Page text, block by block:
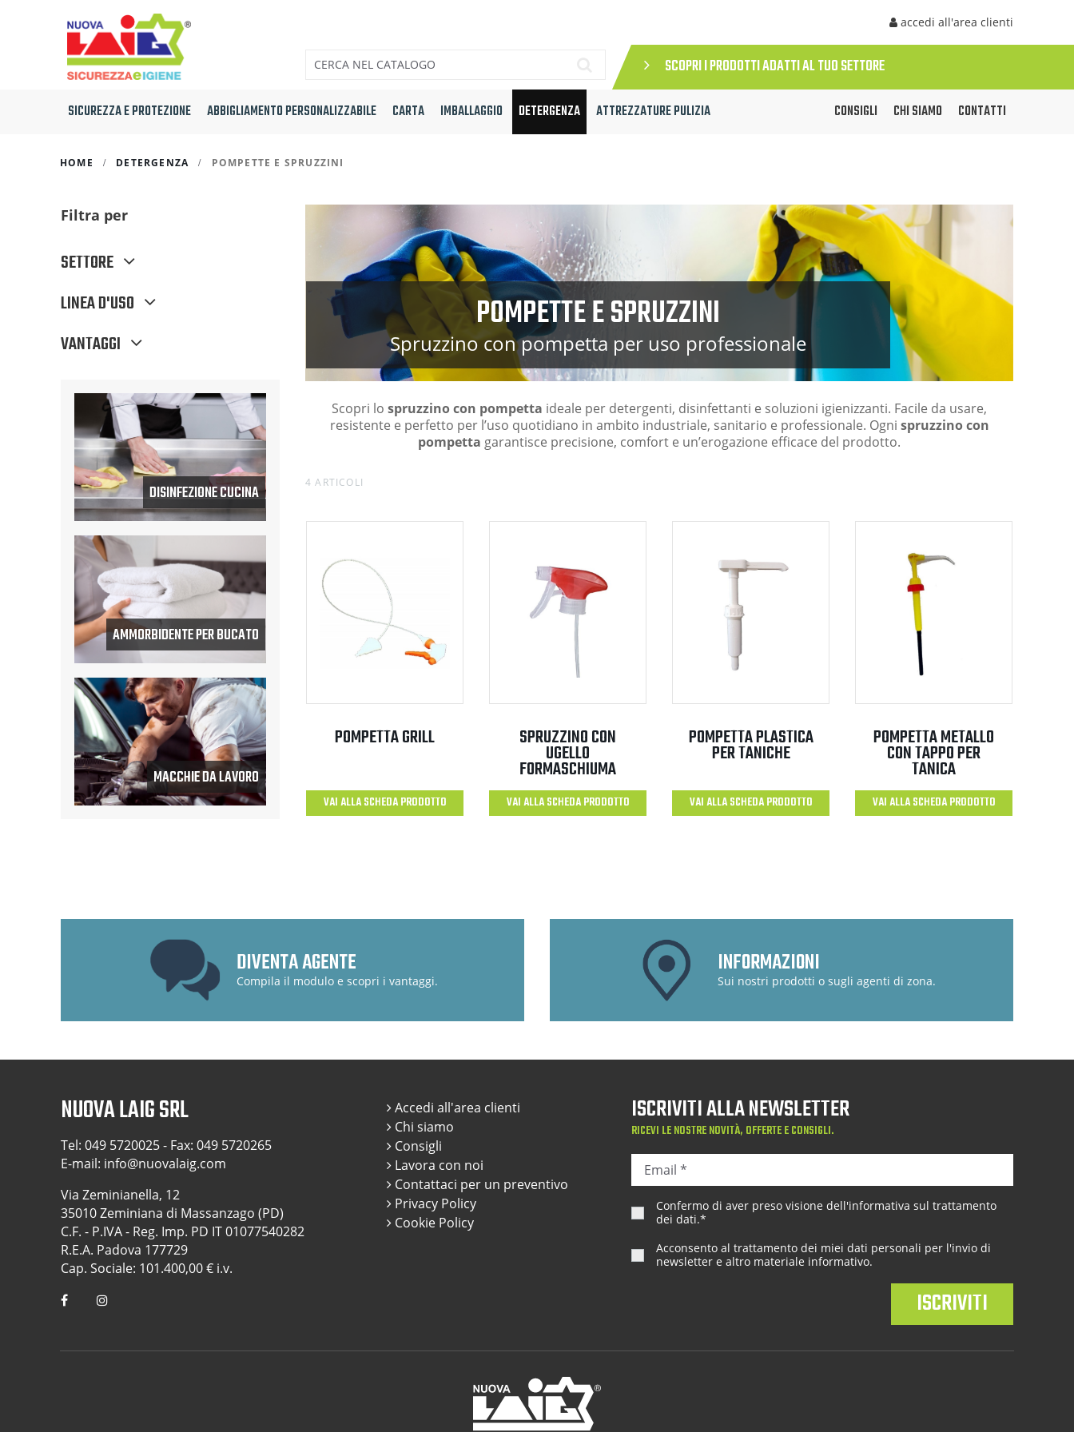
accedi all'area clienti
SCOPRI I PRODOTTI ADATTI AL TUO SETTORE
SICUREZZA E PROTEZIONE ABBIGLIAMENTO PERSONALIZZABILE CARTA IMBALLAGGIO DETERGENZA ATTREZZATURE PULIZIA CONSIGLI CHI SIAMO CONTATTI
HOME DETERGENZA POMPETTE E SPRUZZINI
POMPETTE E SPRUZZINI
Spruzzino con pompetta per uso professionale
Scopri lo spruzzino con pompetta ideale per detergenti, disinfettanti e soluzioni igienizzanti. Facile da usare,
resistente e perfetto per l’uso quotidiano in ambito industriale, sanitario e professionale. Ogni spruzzino con
pompetta garantisce precisione, comfort e un’erogazione efficace del prodotto.
4 ARTICOLI
POMPETTA GRILL
VAI ALLA SCHEDA PRODOTTO
SPRUZZINO CON
UGELLO
FORMASCHIUMA
VAI ALLA SCHEDA PRODOTTO
POMPETTA PLASTICA
PER TANICHE
VAI ALLA SCHEDA PRODOTTO
POMPETTA METALLO
CON TAPPO PER
TANICA
VAI ALLA SCHEDA PRODOTTO
Filtra per
SETTORE
LINEA D'USO
VANTAGGI
DISINFEZIONE CUCINA
AMMORBIDENTE PER BUCATO
MACCHIE DA LAVORO
DIVENTA AGENTE
Compila il modulo e scopri i vantaggi.
INFORMAZIONI
Sui nostri prodotti o sugli agenti di zona.
NUOVA LAIG SRL
Tel: 049 5720025- Fax: 049 5720265
E-mail: info@nuovalaig.com
Via Zeminianella, 12
35010 Zeminiana di Massanzago (PD)
C.F. - P.IVA - Reg. Imp. PD IT 01077540282
R.E.A. Padova 177729
Cap. Sociale: 101.400,00 € i.v.
Accedi all'area clienti
Chi siamo
Consigli
Lavora con noi
Contattaci per un preventivo
Privacy Policy
Cookie Policy
ISCRIVITI ALLA NEWSLETTER
RICEVI LE NOSTRE NOVITÀ, OFFERTE E CONSIGLI.
Confermo di aver preso visione dell'informativa sul trattamento
dei dati.*
Acconsento al trattamento dei miei dati personali per l'invio di
newsletter e altro materiale informativo.